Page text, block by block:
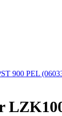
900 PEL